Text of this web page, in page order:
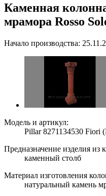
Каменная
мрамора Rosso
Начало производства:
Модель и артикул:
Pillar 8271134530 Fiori
Предназначение изделия из
каменный столб
Материал изготовления
натуральный камень